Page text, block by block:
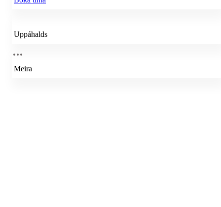
Uppáhalds
Meira